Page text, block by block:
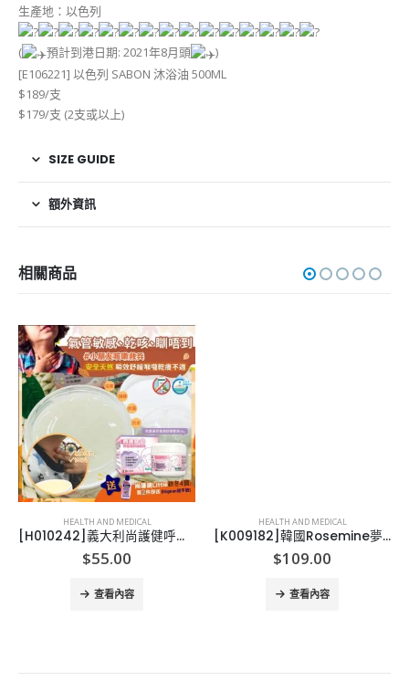
生產地：以色列
( 預計到港日期: 2021年8月頭
)
[E106221] 以色列 SABON 沐浴油 500ML
$189/支
$179/支 (2支或以上)
SIZE GUIDE
額外資訊
相關商品
HEALTH AND MEDICAL
[H010242]義大利尚護健呼吸道舒緩軟膏
$55.00
查看內容
HEALTH AND MEDICAL
[K009182]韓國Rosemine夢幻花香Lotion+Shower Gel+Body Lotion套裝
$109.00
查看內容